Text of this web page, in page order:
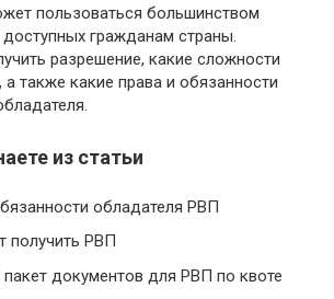
пользоваться большинством
гражданам страны.
разрешение, какие сложности
а также какие права и обязанности
из статьи
обладателя РВП
получить РВП
документов для РВП по квоте